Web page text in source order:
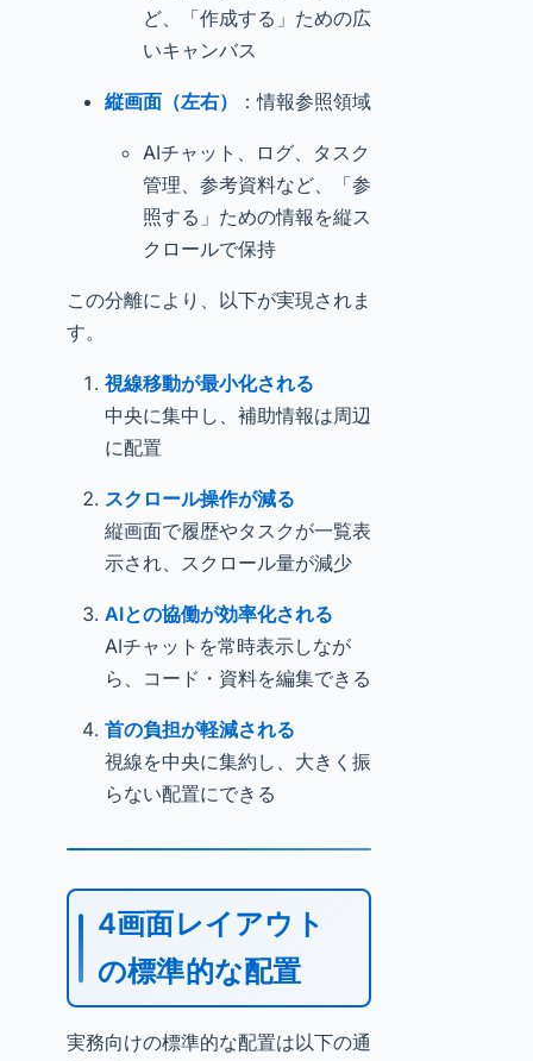
ど、「作成する」ための広
いキャンバス
縦画面（左右） ：情報参照領域
AIチャット、ログ、タスク
管理、参考資料など、「参
照する」ための情報を縦ス
クロールで保持
この分離により、以下が実現されま
す。
視線移動が最小化される
中央に集中し、補助情報は周辺
に配置
スクロール操作が減る
縦画面で履歴やタスクが一覧表
示され、スクロール量が減少
AIとの協働が効率化される
AIチャットを常時表示しなが
ら、コード・資料を編集できる
首の負担が軽減される
視線を中央に集約し、大きく振
らない配置にできる
4画面レイアウト
の標準的な配置
実務向けの標準的な配置は以下の通